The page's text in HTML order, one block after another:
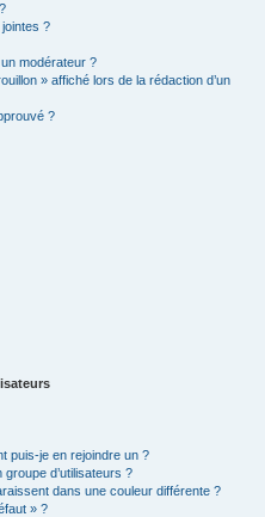
?
modérateur ?
» affiché lors de la rédaction d’un
?
puis-je en rejoindre un ?
d’utilisateurs ?
dans une couleur différente ?
» ?